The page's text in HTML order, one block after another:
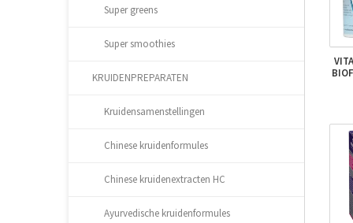
Super greens
Super smoothies
KRUIDENPREPARATEN
Kruidensamenstellingen
Chinese kruidenformules
Chinese kruidenextracten HC
Ayurvedische kruidenformules